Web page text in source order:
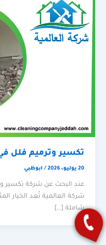
تكسير وترميم فلل
20 يوليو، 2026 / ابوظبي
عند البحث عن شركة تكسير
شركة العالمية تُعد الخيار
شاملة […]